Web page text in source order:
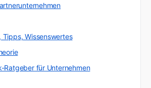
Tipps, Wissenswertes
Ratgeber für Unternehmen